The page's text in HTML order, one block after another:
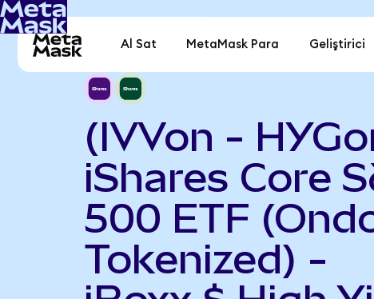
Al Sat MetaMask Para Geliştirici
(IVVon -
iShares Core
500 ETF
Tokenized) -